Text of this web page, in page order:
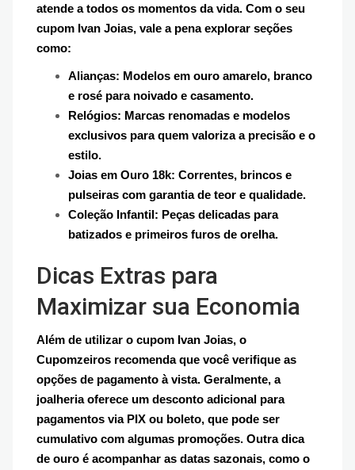
atende a todos os momentos da vida. Com o seu
cupom Ivan Joias, vale a pena explorar seções
como:
Alianças: Modelos em ouro amarelo, branco
e rosé para noivado e casamento.
Relógios: Marcas renomadas e modelos
exclusivos para quem valoriza a precisão e o
estilo.
Joias em Ouro 18k: Correntes, brincos e
pulseiras com garantia de teor e qualidade.
Coleção Infantil: Peças delicadas para
batizados e primeiros furos de orelha.
Dicas Extras para
Maximizar sua Economia
Além de utilizar o cupom Ivan Joias, o
Cupomzeiros recomenda que você verifique as
opções de pagamento à vista. Geralmente, a
joalheria oferece um desconto adicional para
pagamentos via PIX ou boleto, que pode ser
cumulativo com algumas promoções. Outra dica
de ouro é acompanhar as datas sazonais, como o